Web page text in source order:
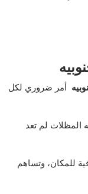
أمر ضروري لكل
المظلات لم تعد
للمكان، وتساهم